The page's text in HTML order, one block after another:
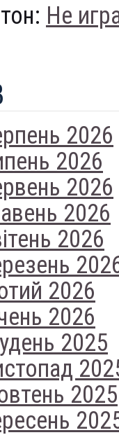
Не
2026
2026
2026
2026
2026
2026
2026
2025
2025